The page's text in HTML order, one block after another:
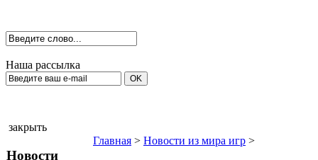
Наша рассылка
закрыть
Новости
Главная > Новости из мира игр >